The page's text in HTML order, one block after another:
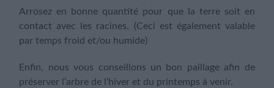
Arrosez en bonne quantité pour que la terre soit en
contact avec les racines. (Ceci est également valable
par temps froid et/ou humide)
Enfin, nous vous conseillons un bon paillage afin de
préserver l’arbre de l’hiver et du printemps à venir.